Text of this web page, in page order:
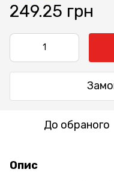
249.25 грн
До обраного
Опис